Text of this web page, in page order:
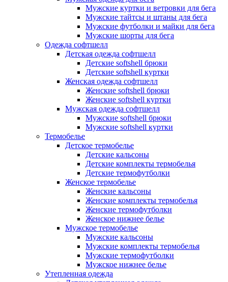
Мужские куртки и ветровки для бега
Мужские тайтсы и штаны для бега
Мужские футболки и майки для бега
Мужские шорты для бега
Одежда софтшелл
Детская одежда софтшелл
Детские softshell брюки
Детские softshell куртки
Женская одежда софтшелл
Женские softshell брюки
Женские softshell куртки
Мужская одежда софтшелл
Мужские softshell брюки
Мужские softshell куртки
Термобелье
Детское термобелье
Детские кальсоны
Детские комплекты термобелья
Детские термофутболки
Женское термобелье
Женские кальсоны
Женские комплекты термобелья
Женские термофутболки
Женское нижнее белье
Мужское термобелье
Мужские кальсоны
Мужские комплекты термобелья
Мужские термофутболки
Мужское нижнее белье
Утепленная одежда